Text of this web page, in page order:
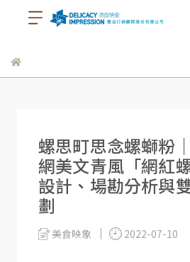
螺思町思念螺螄粉
網美文青風「網紅
設計、場勘分析與
劃
美食映象 2022-07-10